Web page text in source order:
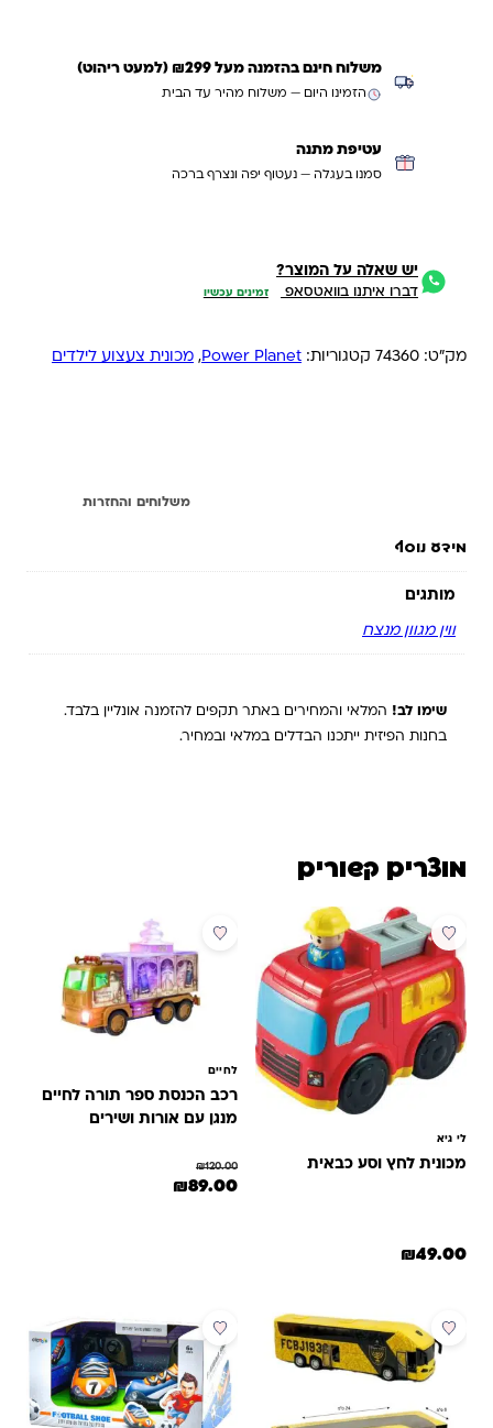
משלוח חינם בהזמנה מעל ₪299 (למעט ריהוט)
הזמינו היום — משלוח מהיר עד הבית
עטיפת מתנה
סמנו בעגלה — נעטוף יפה ונצרף ברכה
יש שאלה על המוצר?
דברו איתנו בוואטסאפ זמינים עכשיו
מק"ט: 74360 קטגוריות: Power Planet
, מכונית צעצוע לילדים
משלוחים והחזרות
מידע נוסף
מותגים
ווין מגוון מנצח
שימו לב! המלאי והמחירים באתר תקפים להזמנה אונליין בלבד.
בחנות הפיזית ייתכנו הבדלים במלאי ובמחיר.
מוצרים קשורים
לי גיא
מכונית לחץ וסע כבאית
₪49.00
מבצע
לחיים
רכב הכנסת ספר תורה לחיים
מנגן עם אורות ושירים
₪120.00
המחיר המקורי היה: ₪120.00.
₪89.00
מבצע מבצע